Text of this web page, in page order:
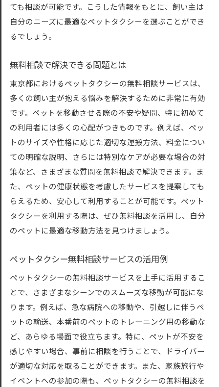
移動に関する相談内容の具体例
ペットと飼い主の快適な移動を実現する方
法
験談
利用者の声をもとにしたサービスの選び方
成功例と失敗例から学ぶポイント
実際の利用者の体験談を聞く
口コミで分かるサービスの質と評判
実際の利用者が語る安心ポイント
ても相談が可能です。こうした情報をもとに、飼い主は
自分のニーズに最適なペットタクシーを選ぶことができ
るでしょう。
無料相談で解決できる問題とは
東京都におけるペットタクシーの無料相談サービスは、
多くの飼い主が抱える悩みを解決するために非常に有効
です。ペットを移動させる際の不安や疑問、特に初めて
の利用者には多くの心配がつきものです。例えば、ペッ
トのサイズや性格に応じた適切な運搬方法、料金につい
ての明確な説明、さらには特別なケアが必要な場合の対
策など、さまざまな質問を無料相談で解決できます。ま
た、ペットの健康状態を考慮したサービスを提案しても
らえるため、安心して利用することが可能です。ペット
タクシーを利用する際は、ぜひ無料相談を活用し、自分
のペットに最適な移動方法を見つけましょう。
ペットタクシー無料相談サービスの活用例
ペットタクシーの無料相談サービスを上手に活用するこ
とで、さまざまなシーンでのスムーズな移動が可能にな
ります。例えば、急な病院への移動や、引越しに伴うペ
ットの輸送、本番前のペットのトレーニング用の移動な
ど、あらゆる場面で役立ちます。特に、ペットが不安を
感じやすい場合、事前に相談を行うことで、ドライバー
が適切な対応を取ることができます。また、家族旅行や
イベントへの参加の際も、ペットタクシーの無料相談を